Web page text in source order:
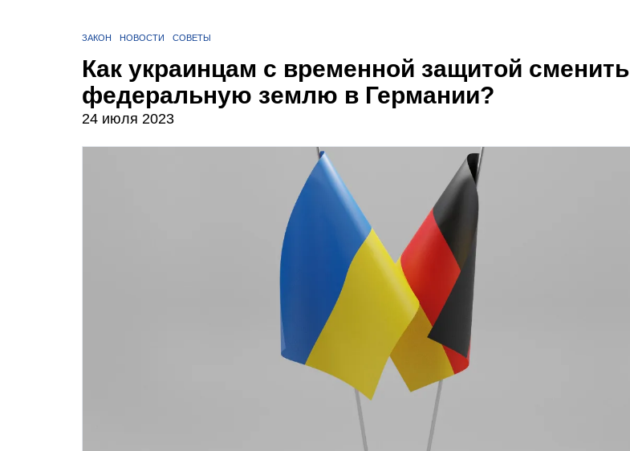
ЗАКОН НОВОСТИ СОВЕТЫ
Как украинцам с временной защитой сменить
федеральную землю в Германии?
24 июля 2023